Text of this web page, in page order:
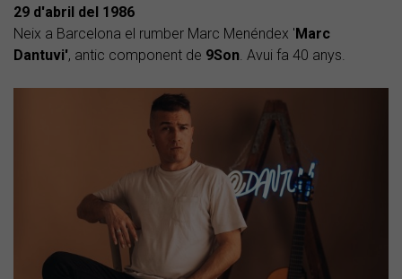
29 d'abril del 1986
Neix a Barcelona el rumber Marc Menéndex ' Marc
Dantuvi', antic component de 9Son. Avui fa 40 anys.